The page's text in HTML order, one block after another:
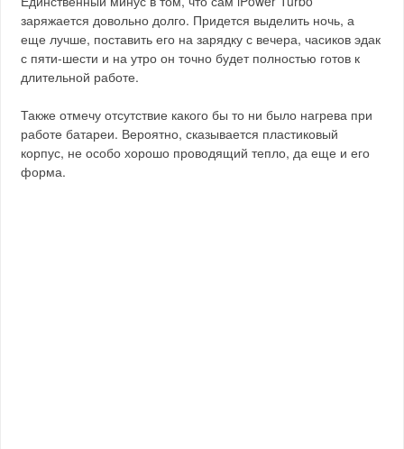
заряжается довольно долго. Придется выделить ночь, а
еще лучше, поставить его на зарядку с вечера, часиков эдак
с пяти-шести и на утро он точно будет полностью готов к
длительной работе.
Также отмечу отсутствие какого бы то ни было нагрева при
работе батареи. Вероятно, сказывается пластиковый
корпус, не особо хорошо проводящий тепло, да еще и его
форма.